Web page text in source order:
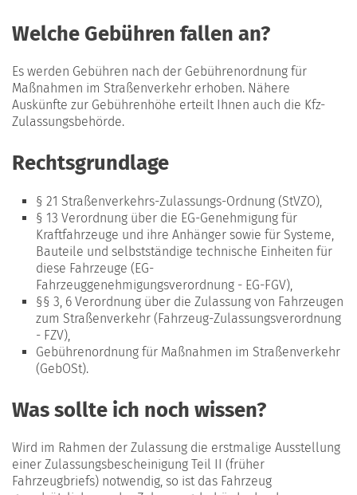
Welche Gebühren fallen an?
Es werden Gebühren nach der Gebührenordnung für
Maßnahmen im Straßenverkehr erhoben. Nähere
Auskünfte zur Gebührenhöhe erteilt Ihnen auch die Kfz-
Zulassungsbehörde.
Rechtsgrundlage
§ 21 Straßenverkehrs-Zulassungs-Ordnung (StVZO),
§ 13 Verordnung über die EG-Genehmigung für
Kraftfahrzeuge und ihre Anhänger sowie für Systeme,
Bauteile und selbstständige technische Einheiten für
diese Fahrzeuge (EG-
Fahrzeuggenehmigungsverordnung - EG-FGV),
§§ 3, 6 Verordnung über die Zulassung von Fahrzeugen
zum Straßenverkehr (Fahrzeug-Zulassungsverordnung
- FZV),
Gebührenordnung für Maßnahmen im Straßenverkehr
(GebOSt).
Was sollte ich noch wissen?
Wird im Rahmen der Zulassung die erstmalige Ausstellung
einer Zulassungsbescheinigung Teil II (früher
Fahrzeugbriefs) notwendig, so ist das Fahrzeug